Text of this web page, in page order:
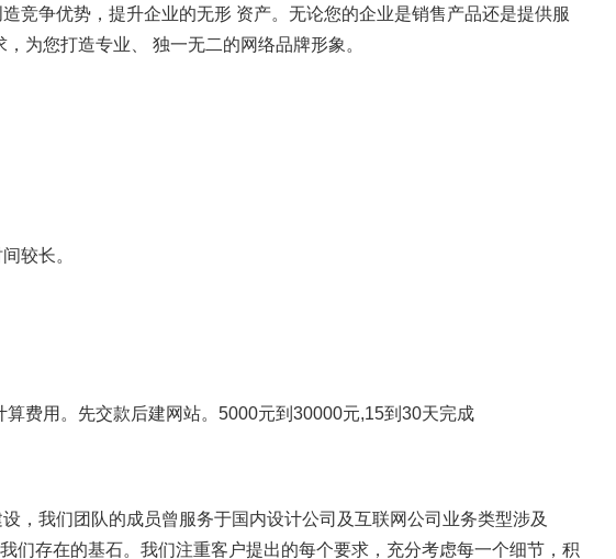
竞争优势，提升企业的无形 资产。无论您的企业是销售产品还是提供服
为您打造专业、 独一无二的网络品牌形象。
较长。
费用。先交款后建网站。5000元到30000元,15到30天完成
，我们团队的成员曾服务于国内设计公司及互联网公司业务类型涉及
们存在的基石。我们注重客户提出的每个要求，充分考虑每一个细节，积